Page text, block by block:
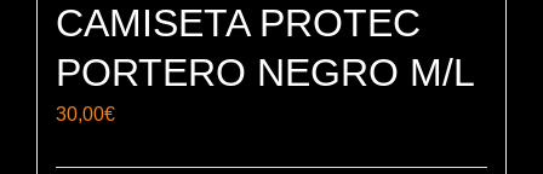
CAMISETA PROTEC
PORTERO NEGRO M/L
30,00€